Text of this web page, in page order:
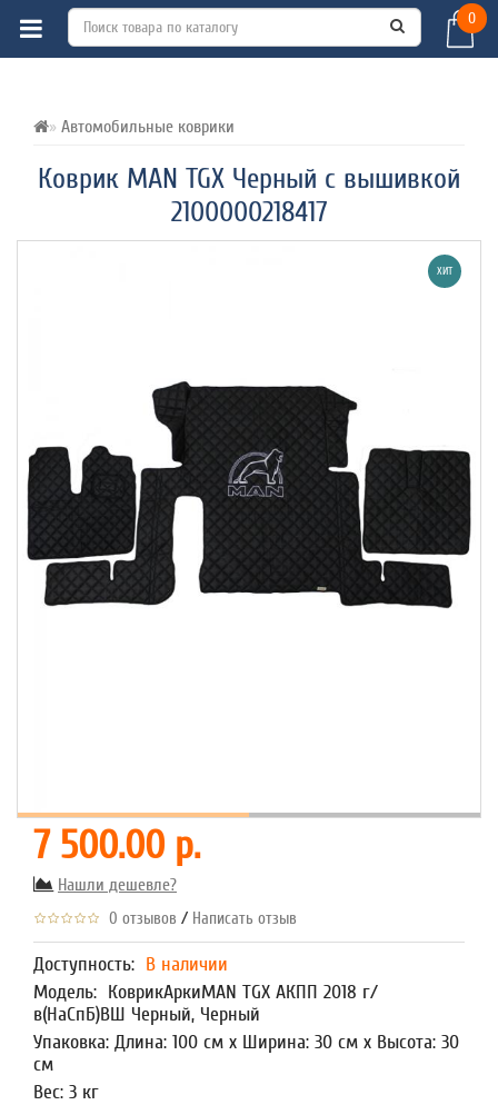
0
Автомобильные коврики
Коврик MAN TGX Черный с вышивкой
2100000218417
ВСЕ О ТОВАРЕ ХАРАКТЕРИСТИКИ
ХИТ
7 500.00 р.
Нашли дешевле?
0 отзывов / Написать отзыв
Доступность: В наличии
Модель: КоврикАркиMAN TGX АКПП 2018 г/
в(НаСпБ)ВШ Черный, Черный
Упаковка: Длина: 100 см x Ширина: 30 см x Высота: 30
см
Вес: 3 кг